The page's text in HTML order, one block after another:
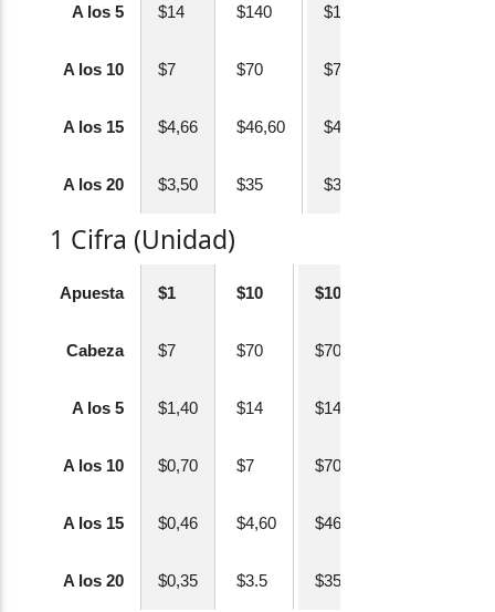
A los 5
A los 10
A los 15
A los 20
$14
$7
$4,66
$3,50
$140
$70
$46,60
$35
$1.400
$700
$466
$350
1 Cifra (Unidad)
Apuesta
Cabeza
A los 5
A los 10
A los 15
A los 20
$1
$7
$1,40
$0,70
$0,46
$0,35
$10
$70
$14
$7
$4,60
$3.5
$100
$700
$140
$70
$46
$35